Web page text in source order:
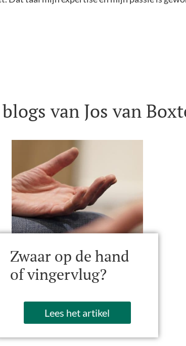
van Jos van
Zwaar op de hand
of vingervlug?
Lees het artikel